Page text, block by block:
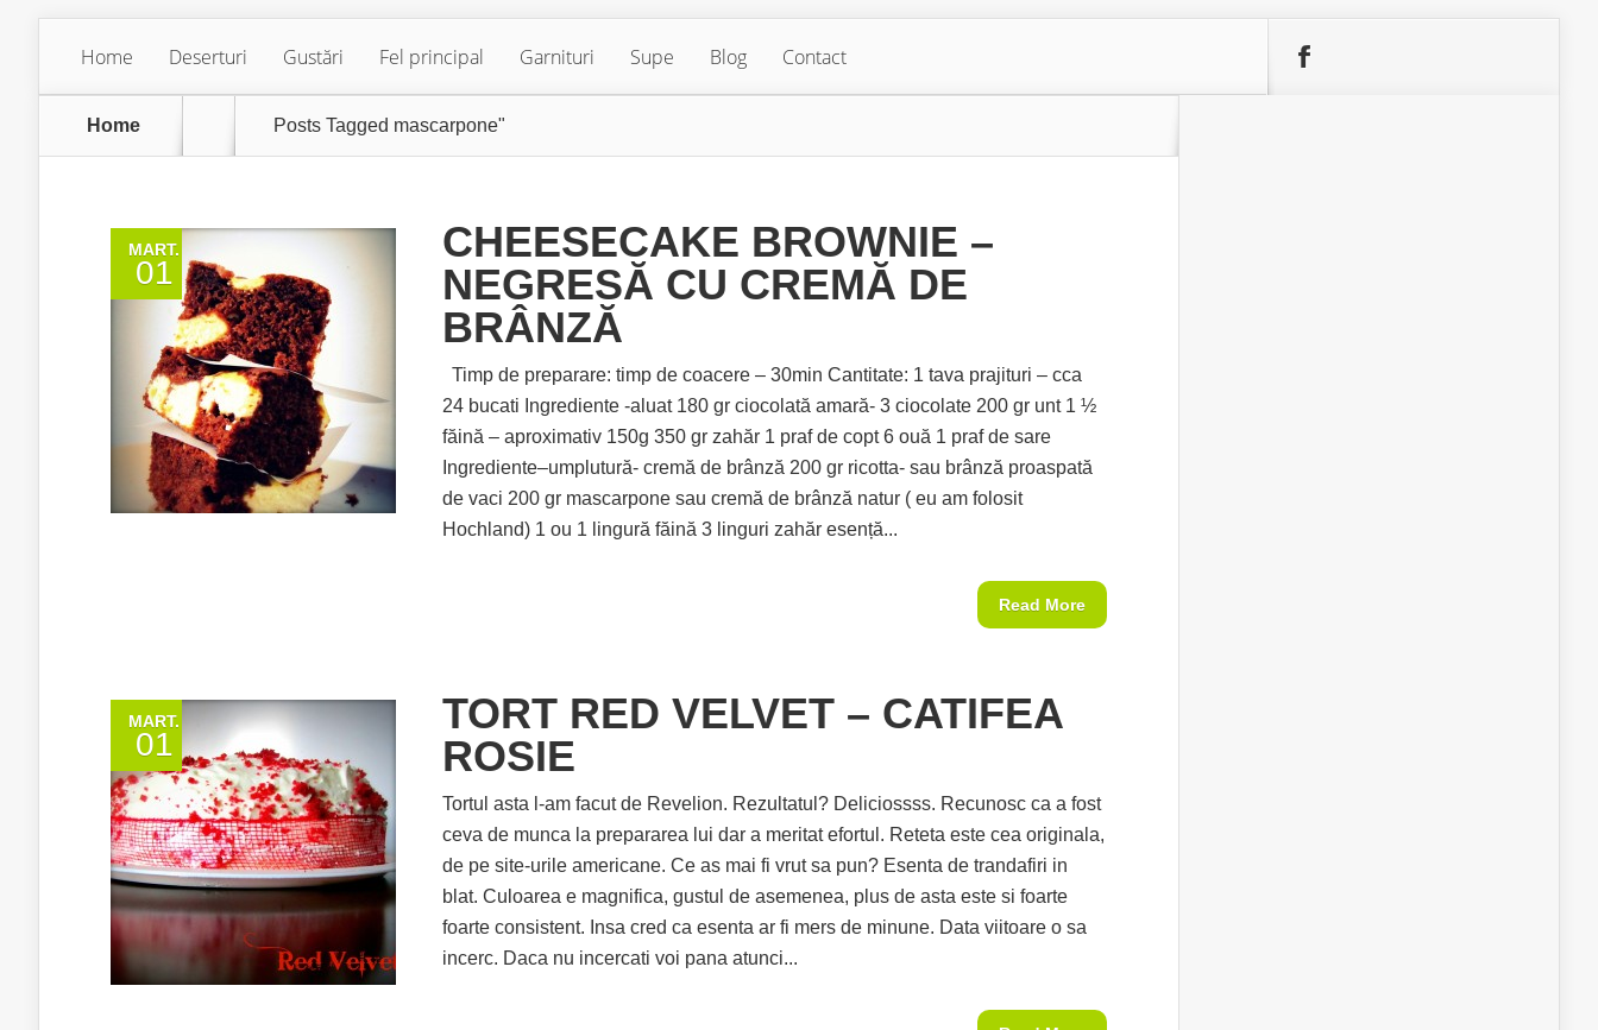
Home Deserturi Gustări Fel principal Garnituri Supe Blog Contact
Home Posts Tagged mascarpone"
MART.
01
CHEESECAKE BROWNIE –
NEGRESĂ CU CREMĂ DE
BRÂNZĂ
Timp de preparare: timp de coacere – 30min Cantitate: 1 tava prajituri – cca
24 bucati Ingrediente -aluat 180 gr ciocolată amară- 3 ciocolate 200 gr unt 1 ½
făină – aproximativ 150g 350 gr zahăr 1 praf de copt 6 ouă 1 praf de sare
Ingrediente–umplutură- cremă de brânză 200 gr ricotta- sau brânză proaspată
de vaci 200 gr mascarpone sau cremă de brânză natur ( eu am folosit
Hochland) 1 ou 1 lingură făină 3 linguri zahăr esență...
Read More
MART.
01
TORT RED VELVET – CATIFEA
ROSIE
Tortul asta l-am facut de Revelion. Rezultatul? Deliciossss. Recunosc ca a fost
ceva de munca la prepararea lui dar a meritat efortul. Reteta este cea originala,
de pe site-urile americane. Ce as mai fi vrut sa pun? Esenta de trandafiri in
blat. Culoarea e magnifica, gustul de asemenea, plus de asta este si foarte
foarte consistent. Insa cred ca esenta ar fi mers de minune. Data viitoare o sa
incerc. Daca nu incercati voi pana atunci...